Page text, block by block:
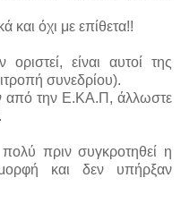
και όχι με επίθετα!!
είναι αυτοί της
συνεδρίου).
από την Ε.ΚΑ.Π, άλλωστε
πριν συγκροτηθεί η
και δεν υπήρξαν